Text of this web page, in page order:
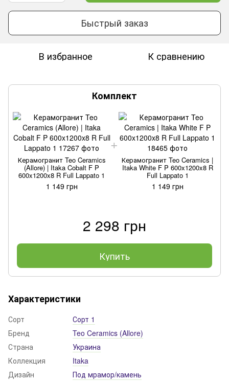
Быстрый заказ
В избранное К сравнению
Комплект
Керамогранит Teo Ceramics
(Allore) | Itaka Cobalt F P
600x1200x8 R Full Lappato 1
1 149 грн
Керамогранит Teo Ceramics |
Itaka White F P 600x1200x8 R
Full Lappato 1
1 149 грн
2 298 грн
Купить
Характеристики
Сорт
Сорт 1
Бренд
Teo Ceramics (Allore)
Страна
Украина
Коллекция
Itaka
Дизайн
Под мрамор/камень